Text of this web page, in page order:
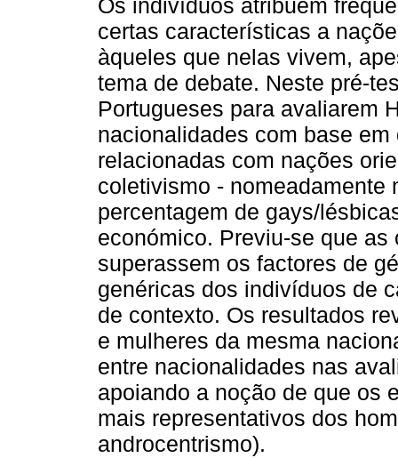
Os indivíduos atribuem
certas características a
àqueles que nelas vivem,
tema de debate. Neste pré-
Portugueses para avaliarem
nacionalidades com base
relacionadas com nações
coletivismo - nomeadamente
percentagem de gays/
económico. Previu-se que
superassem os factores de
genéricas dos indivíduos de
de contexto. Os resultados
e mulheres da mesma
entre nacionalidades nas
apoiando a noção de que os
mais representativos dos
androcentrismo).